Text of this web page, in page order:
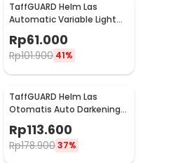
TaffGUARD Helm Las
Automatic Variable Light
Welding Mask Cap Shield -
HJ30
Rp61.000
Rp101.900 41%
TaffGUARD Helm Las
Otomatis Auto Darkening
Welding Helmet - HW12
Rp113.600
Rp178.90037%